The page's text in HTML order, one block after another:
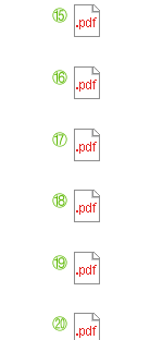
⑮
⑯
⑰
⑱
⑲
⑳